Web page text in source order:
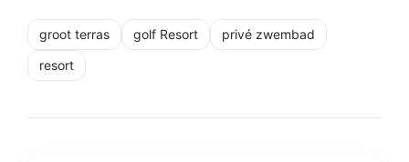
groot terras golf Resort
privé zwembad
resort